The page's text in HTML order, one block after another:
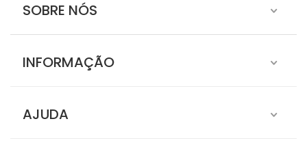
SOBRE NÓS
INFORMAÇÃO
AJUDA